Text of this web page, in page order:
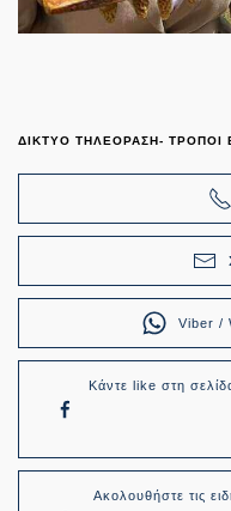
ΔΙΚΤΥΟ ΤΗΛΕΟΡΑΣΗ- ΤΡΟΠΟΙ
Viber /
Κάντε like στη
Ακολουθήστε τις